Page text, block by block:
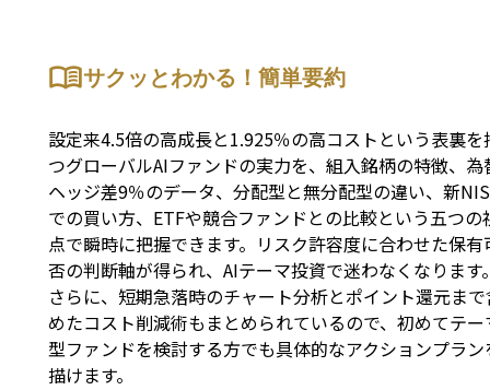
サクッとわかる！簡単要約
設定来4.5倍の高成長と1.925％の高コストという表裏を
つグローバルAIファンドの実力を、組入銘柄の特徴、為
ヘッジ差9％のデータ、分配型と無分配型の違い、新
での買い方、ETFや競合ファンドとの比較という五つの
点で瞬時に把握できます。リスク許容度に合わせた保有
否の判断軸が得られ、AIテーマ投資で迷わなくなります
さらに、短期急落時のチャート分析とポイント還元ま
めたコスト削減術もまとめられているので、初めてテー
型ファンドを検討する方でも具体的なアクションプラン
描けます。